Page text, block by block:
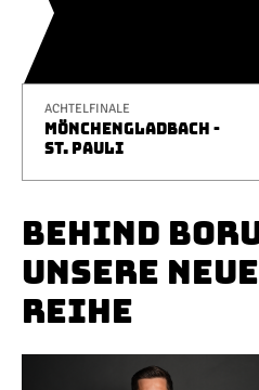
ACHTELFINALE
MÖNCHENGLADBACH -
ST. PAULI
BEHIND
UNSERE
REIHE